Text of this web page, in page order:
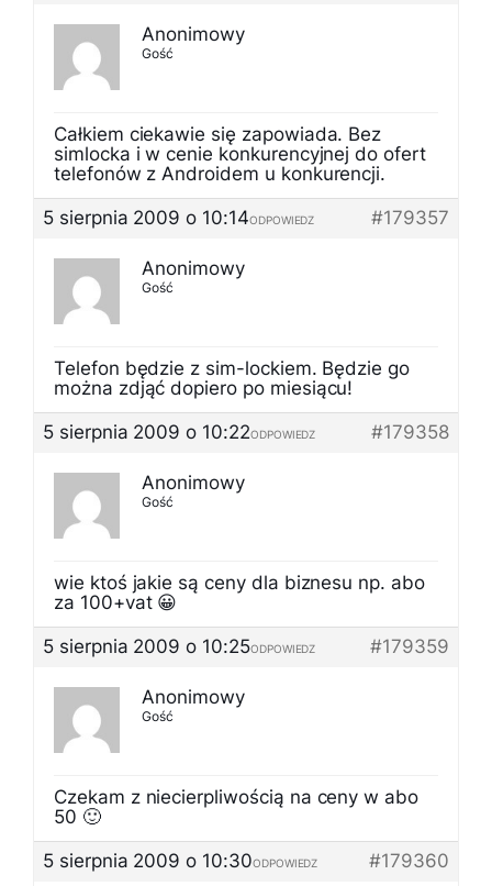
Anonimowy
Gość
Całkiem ciekawie się zapowiada. Bez
simlocka i w cenie konkurencyjnej do ofert
telefonów z Androidem u konkurencji.
5 sierpnia 2009 o 10:14
#179357
ODPOWIEDZ
Anonimowy
Gość
Telefon będzie z sim-lockiem. Będzie go
można zdjąć dopiero po miesiącu!
5 sierpnia 2009 o 10:22
#179358
ODPOWIEDZ
Anonimowy
Gość
wie ktoś jakie są ceny dla biznesu np. abo
za 100+vat 😀
5 sierpnia 2009 o 10:25
#179359
ODPOWIEDZ
Anonimowy
Gość
Czekam z niecierpliwością na ceny w abo
50 🙂
5 sierpnia 2009 o 10:30
#179360
ODPOWIEDZ